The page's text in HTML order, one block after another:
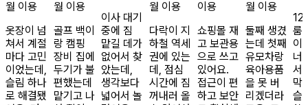
월 이용
옷장이 넘
쳐서 계절
마다 고민
이었는데,
슬림 하나
로 해결됐
월 이용
골프 백이
랑 캠핑
장비 집에
두기가 불
편했는데
맡기고 나
이사 대기
중에 짐
맡길 데가
없어서 찾
았는데,
생각보다
넓어서 놀
월 이용
다락이 지
하철 역세
권에 있는
데, 점심
시간에 짐
꺼내러 올
이용
쇼핑몰 재
고 보관용
으로 쓰고
있어요.
접근이 편
하고 보안
월 이용
둘째 생겼
는데 첫째
유모차랑
육아용품
을 못 버
리겠더라
12
룸
이
너
서
막
슬